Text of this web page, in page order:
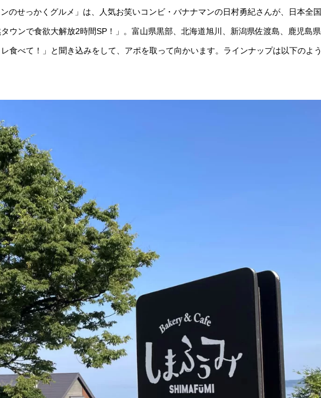
のせっかくグルメ」は、人気お笑いコンビ・バナナマンの日村勇紀さんが、日本全国
ウンで食欲大解放2時間SP！」。富山県黒部、北海道旭川、新潟県佐渡島、鹿児島県
食べて！」と聞き込みをして、アポを取って向かいます。ラインナップは以下のよう